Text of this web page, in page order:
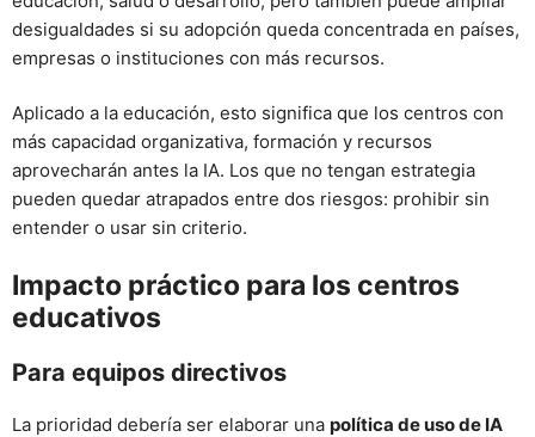
desigualdades si su adopción queda concentrada en países,
empresas o instituciones con más recursos.
Aplicado a la educación, esto significa que los centros con
más capacidad organizativa, formación y recursos
aprovecharán antes la IA. Los que no tengan estrategia
pueden quedar atrapados entre dos riesgos: prohibir sin
entender o usar sin criterio.
Impacto práctico para los centros
educativos
Para equipos directivos
La prioridad debería ser elaborar una política de uso de IA